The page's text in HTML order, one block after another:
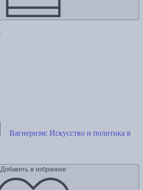
Вагнеризм: Искусство и политика в
Добавить в избранное